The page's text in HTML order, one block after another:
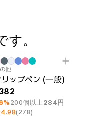
。
最小注文数量 1個
他
ップペン (一般)
200個以上 284円
4.98(278)
ル
ト
レビューBEST
デイリーTシャツ
スウェットシャツ&
パンツ
四季別必須アイテム